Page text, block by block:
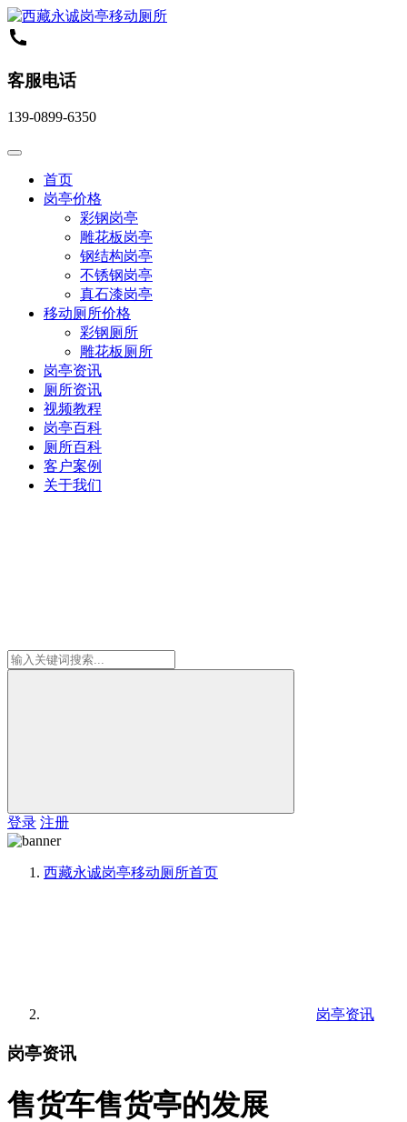
客服电话
139-0899-6350
首页
岗亭价格
彩钢岗亭
雕花板岗亭
钢结构岗亭
不锈钢岗亭
真石漆岗亭
移动厕所价格
彩钢厕所
雕花板厕所
岗亭资讯
厕所资讯
视频教程
岗亭百科
厕所百科
客户案例
关于我们
登录 注册
西藏永诚岗亭移动厕所首页
岗亭资讯
岗亭资讯
售货车售货亭的发展